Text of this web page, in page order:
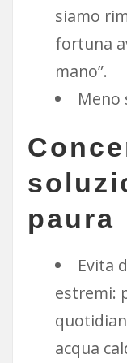
siamo
fortuna
mano”.
Meno
paura
Evita
estremi:
acqua